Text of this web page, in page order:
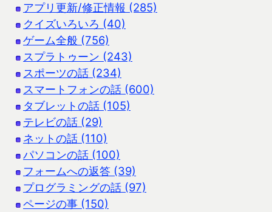
アプリ更新/修正情報 (285)
クイズいろいろ (40)
ゲーム全般 (756)
スプラトゥーン (243)
スポーツの話 (234)
スマートフォンの話 (600)
タブレットの話 (105)
テレビの話 (29)
ネットの話 (110)
パソコンの話 (100)
フォームへの返答 (39)
プログラミングの話 (97)
ページの事 (150)